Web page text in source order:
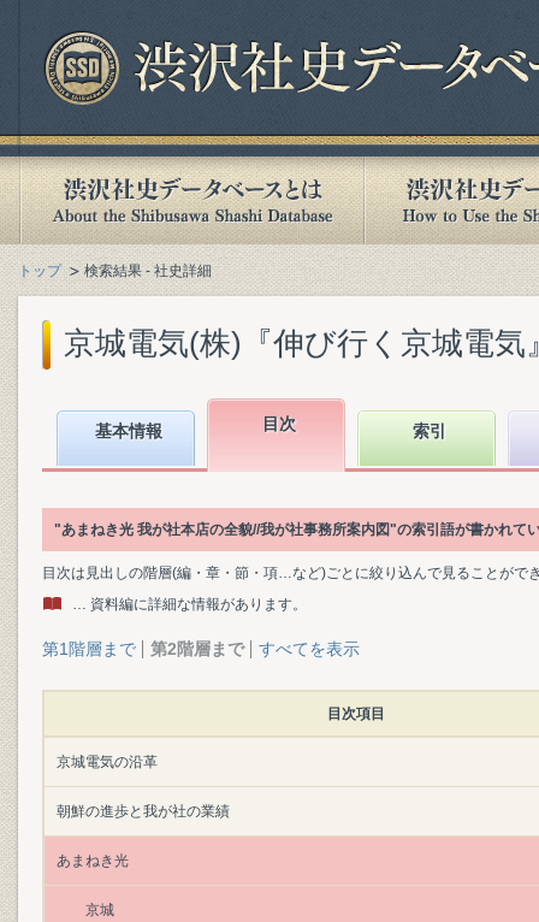
トップ 検索結果 - 社史詳細
京城電気(株)『伸び行く京城電気
基本情報 目次 索引
"あまねき光 我が社本店の全貌//我が社事務所案内図"の索引語が書かれて
目次は見出しの階層(編・章・節・項…など)ごとに絞り込んで見ることがで
… 資料編に詳細な情報があります。
第1階層まで 第2階層まで すべてを表示
目次項目
京城電気の沿革
朝鮮の進歩と我が社の業績
あまねき光
京城